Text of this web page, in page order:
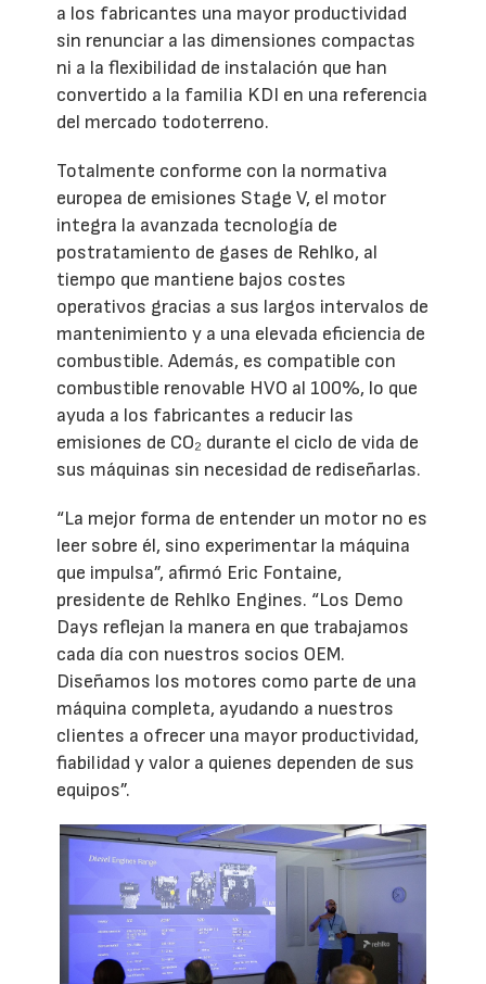
a los fabricantes una mayor productividad
sin renunciar a las dimensiones compactas
ni a la flexibilidad de instalación que han
convertido a la familia KDI en una referencia
del mercado todoterreno.
Totalmente conforme con la normativa
europea de emisiones Stage V, el motor
integra la avanzada tecnología de
postratamiento de gases de Rehlko, al
tiempo que mantiene bajos costes
operativos gracias a sus largos intervalos de
mantenimiento y a una elevada eficiencia de
combustible. Además, es compatible con
combustible renovable HVO al 100%, lo que
ayuda a los fabricantes a reducir las
emisiones de CO₂ durante el ciclo de vida de
sus máquinas sin necesidad de rediseñarlas.
“La mejor forma de entender un motor no es
leer sobre él, sino experimentar la máquina
que impulsa”, afirmó Eric Fontaine,
presidente de Rehlko Engines. “Los Demo
Days reflejan la manera en que trabajamos
cada día con nuestros socios OEM.
Diseñamos los motores como parte de una
máquina completa, ayudando a nuestros
clientes a ofrecer una mayor productividad,
fiabilidad y valor a quienes dependen de sus
equipos”.